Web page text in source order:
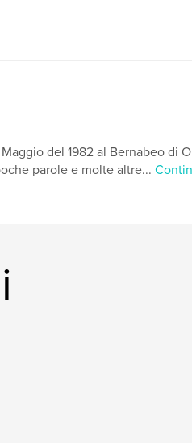
del 1982 al Bernabeo di
parole e molte altre...